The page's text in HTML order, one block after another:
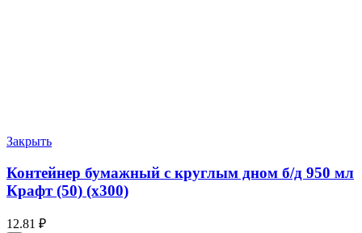
Закрыть
Контейнер бумажный с круглым дном б/д 950 мл
Крафт (50) (х300)
12.81 ₽